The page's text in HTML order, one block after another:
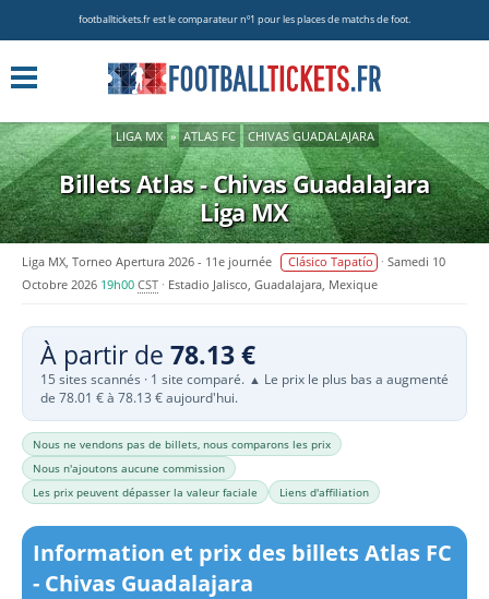
footballtickets.fr est le comparateur nº1 pour les places de matchs de foot.
LIGA MX » ATLAS FC CHIVAS GUADALAJARA
Billets Atlas - Chivas Guadalajara
Liga MX
Liga MX, Torneo Apertura 2026 - 11e journée Clásico Tapatío
Samedi 10
Octobre 2026 19h00 CST Estadio Jalisco, Guadalajara, Mexique
À partir de 78.13 €
15 sites scannés · 1 site comparé. ▲ Le prix le plus bas a augmenté
de 78.01 € à 78.13 € aujourd'hui.
Nous ne vendons pas de billets, nous comparons les prix
Nous n'ajoutons aucune commission
Les prix peuvent dépasser la valeur faciale
Liens d'affiliation
Information et prix des billets Atlas FC
- Chivas Guadalajara